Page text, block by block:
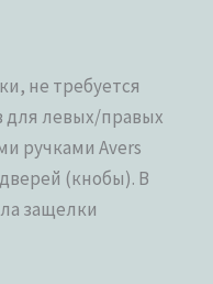
не требуется
для левых/правых
ручками Avers
(кнобы). В
защелки